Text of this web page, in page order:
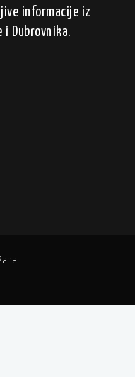
informacije iz
i Dubrovnika.